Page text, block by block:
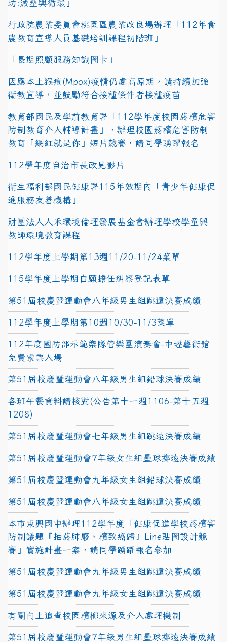
坊:減塑與循環」
行政院農業委員會桃園區農業改良場辦理「112年食
農教育宣導人員基礎培訓課程初階班」
「長期照顧服務知識圖卡」
因應本土猴痘(Mpox)疫情仍處高原期，請持續加強
衛教宣導，並鼓勵符合接種條件者接種疫苗
教育部國民及學前教育署「112學年度校園菸檳危害
防制教育介入輔導計畫」，辦理校園菸檳危害防制
教育「網紅就是你」短片競賽，請同學踴躍報名
112學年度自治市長政見影片
衛生福利部國民健康署115年效期內「青少年健康促
進服務友善機構」
財團法人人禾環境倫理發展基金會辦理學校學童與
教師環境教育課程
112學年度上學期第13週11/20-11/24菜單
115學年度上學期自願擔任糾察登記表單
第51屆校慶暨運動會八年級男生組跳遠決賽成績
112學年度上學期第10週10/30-11/3菜單
112年度國防部示範樂隊管樂團演奏會-中壢藝術館
免費索票入場
第51屆校慶暨運動會八年級男生組鉛球決賽成績
各班午餐資料請核對(公告第十一週1106-第十五週
1208)
第51屆校慶暨運動會七年級男生組跳遠決賽成績
第51屆校慶暨運動會7年級女生組壘球擲遠決賽成績
第51屆校慶暨運動會九年級女生組鉛球決賽成績
第51屆校慶暨運動會八年級女生組跳遠決賽成績
本市東興國中辦理112學年度「健康促進學校菸檳害
防制議題『抽菸肺廢、檳致癌歸』Line貼圖設計競
賽」實施計畫一案，請同學踴躍報名參加
第51屆校慶暨運動會九年級男生組跳遠決賽成績
第51屆校慶暨運動會九年級女生組跳遠決賽成績
有關向上追查校園檳榔來源及介入處理機制
第51屆校慶暨運動會7年級男生組壘球擲遠決賽成績